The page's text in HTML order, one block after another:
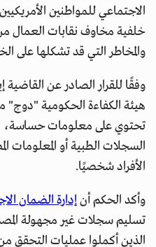
الاجتماعي للمواطنين
خلفية مخاوف نقابات العمال
والمخاطر التي قد تشكلها على
وفقًا للقرار الصادر عن
هيئة الكفاءة الحكومية "دوج"
تحتوي على معلومات حساسة،
السجلات الطبية أو المعلومات
الأفراد شخصيًا.
وأكد الحكم أنإدارة الضمان
تسليم سجلات غير مجهولة
الذين أكملوا عمليات التحقق